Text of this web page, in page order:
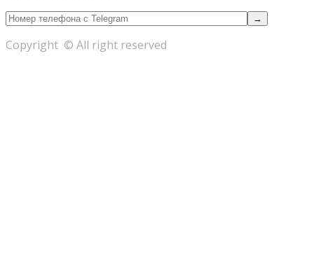
Copyright © All right reserved